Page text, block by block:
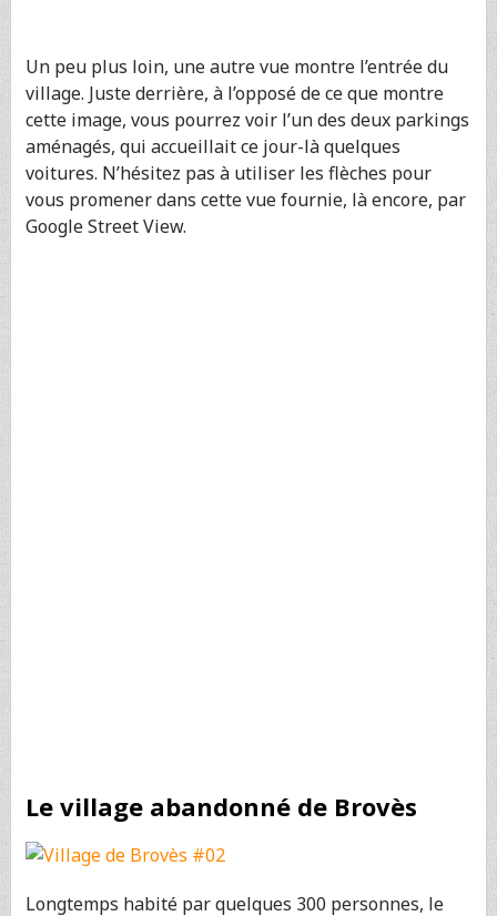
Un peu plus loin, une autre vue montre l’entrée du
village. Juste derrière, à l’opposé de ce que montre
cette image, vous pourrez voir l’un des deux parkings
aménagés, qui accueillait ce jour-là quelques
voitures. N’hésitez pas à utiliser les flèches pour
vous promener dans cette vue fournie, là encore, par
Google Street View.
Le village abandonné de Brovès
Longtemps habité par quelques 300 personnes, le